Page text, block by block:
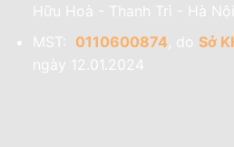
Hữu Hoà - Thanh Trì - Hà
MST: 0110600874, do Sở
ngày 12.01.2024